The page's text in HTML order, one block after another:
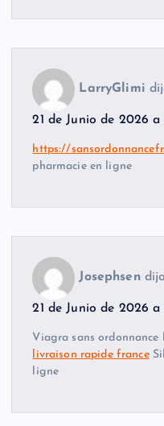
LarryGlimi
21 de Junio de 2026 a
https://
pharmacie en ligne
Josephsen
21 de Junio de 2026 a
Viagra sans ordonnance
livraison rapide france
ligne